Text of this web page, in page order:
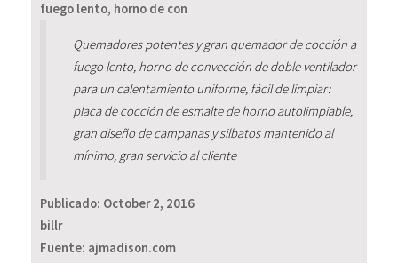
fuego lento, horno de con
Quemadores potentes y gran quemador de cocción a
fuego lento, horno de convección de doble ventilador
para un calentamiento uniforme, fácil de limpiar:
placa de cocción de esmalte de horno autolimpiable,
gran diseño de campanas y silbatos mantenido al
mínimo, gran servicio al cliente
Publicado: October 2, 2016
billr
Fuente: ajmadison.com